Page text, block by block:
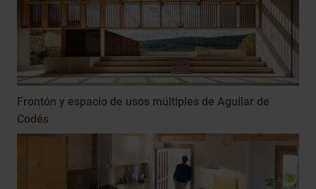
Frontón y espacio de usos múltiples de Aguilar de
Codés